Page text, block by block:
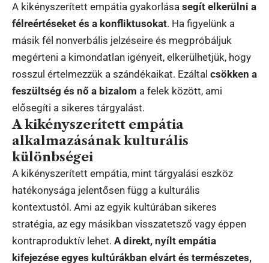
A kikényszerített empátia gyakorlása segít elkerülni a
félreértéseket és a konfliktusokat. Ha figyelünk a
másik fél nonverbális jelzéseire és megpróbáljuk
megérteni a kimondatlan igényeit, elkerülhetjük, hogy
rosszul értelmezzük a szándékaikat. Ezáltal csökken a
feszültség és nő a bizalom a felek között, ami
elősegíti a sikeres tárgyalást.
A kikényszerített empátia
alkalmazásának kulturális
különbségei
A kikényszerített empátia, mint tárgyalási eszköz
hatékonysága jelentősen függ a kulturális
kontextustól. Ami az egyik kultúrában sikeres
stratégia, az egy másikban visszatetsző vagy éppen
kontraproduktív lehet. A direkt, nyílt empátia
kifejezése egyes kultúrákban elvárt és természetes,